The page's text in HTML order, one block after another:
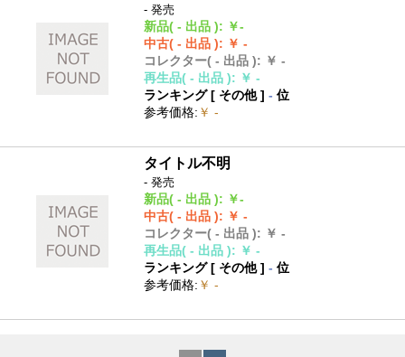
- 発売
新品( - 出品 ): ￥-
中古( - 出品 ): ￥ -
コレクター( - 出品 ): ￥ -
再生品( - 出品 ): ￥ -
ランキング [ その他]- 位
参考価格: ￥ -
タイトル不明
- 発売
新品( - 出品 ): ￥-
中古( - 出品 ): ￥ -
コレクター( - 出品 ): ￥ -
再生品( - 出品 ): ￥ -
ランキング [ その他]- 位
参考価格: ￥ -